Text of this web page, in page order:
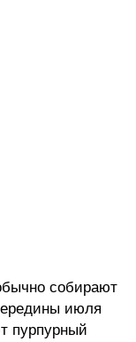
собирают
июля
пурпурный